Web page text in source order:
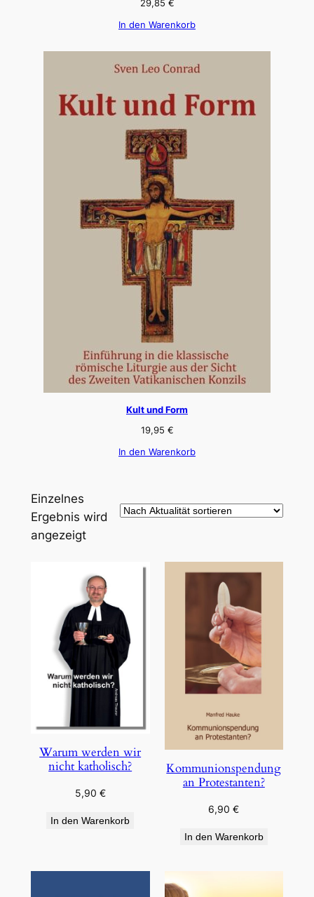
29,85 €
In den Warenkorb
Kult und Form
19,95 €
In den Warenkorb
Einzelnes
Ergebnis wird
angezeigt
Warum werden wir
nicht katholisch?
5,90 €
In den Warenkorb
Kommunionspendung
an Protestanten?
6,90€
In den Warenkorb